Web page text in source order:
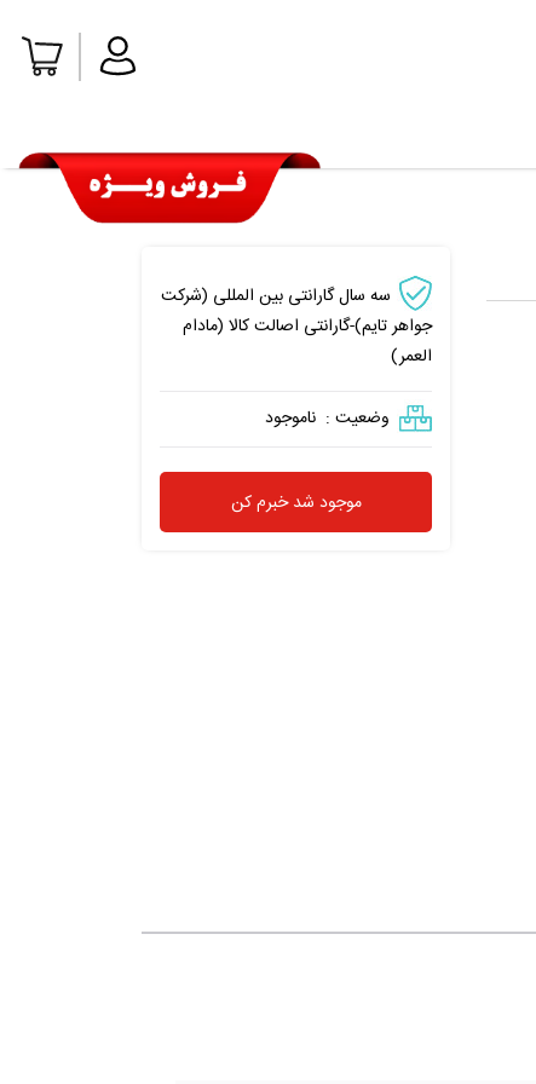
سه سال گارانتی بین المللی (شرکت
جواهر تایم)-گارانتی اصالت کالا (مادام
العمر)
وضعیت : ناموجود
موجود شد خبرم کن